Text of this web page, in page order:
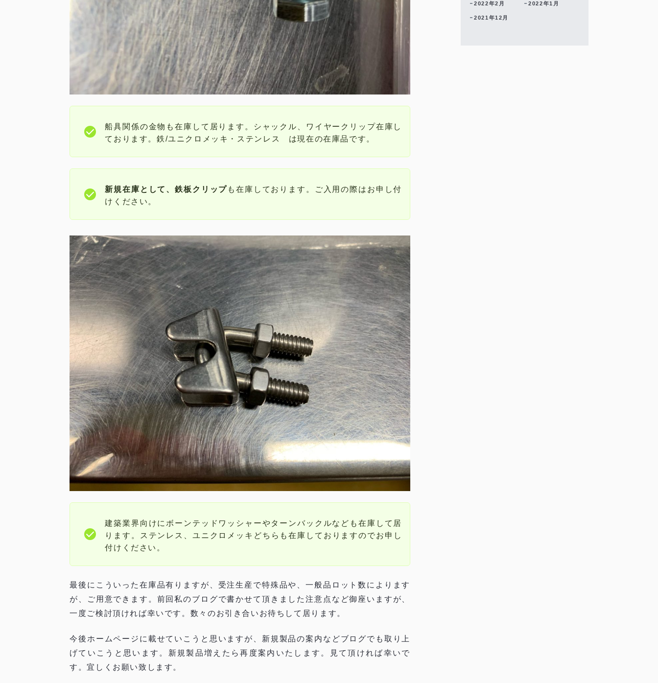
船具関係の金物も在庫して居ります。シャックル、ワイヤークリップ在庫し
ております。鉄/ユニクロメッキ・ステンレス は現在の在庫品です。
新規在庫として、鉄板クリップ も在庫しております。ご入用の際はお申し付
けください。
建築業界向けにボーンテッドワッシャーやターンバックルなども在庫して居
ります。ステンレス、ユニクロメッキどちらも在庫しておりますのでお申し
付けください。
最後にこういった在庫品有りますが、受注生産で特殊品や、一般品ロット数によります
が、ご用意できます。前回私のブログで書かせて頂きました注意点など御座いますが、
一度ご検討頂ければ幸いです。数々のお引き合いお待ちして居ります。
今後ホームページに載せていこうと思いますが、新規製品の案内などブログでも取り上
げていこうと思います。新規製品増えたら再度案内いたします。見て頂ければ幸いで
す。宜しくお願い致します。
2022年2月 2022年1月
2021年12月